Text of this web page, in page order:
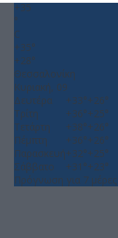
+35
°
C
+35°
+28°
Θεσσαλονίκη
Κυριακή, 09
Δευτέρα
+33°+26°
Τρίτη
+36°+25°
Τετάρτη
+38°+26°
Πέμπτη
+36°+26°
Παρασκευή+32°+25°
Σάββατο
+31°+23°
Πρόγνωση για 7 μέρες